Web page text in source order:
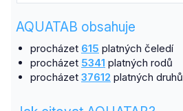
AQUATAB obsahuje
procházet 615 platných čeledí
procházet 5341 platných rodů
procházet 37612 platných druhů